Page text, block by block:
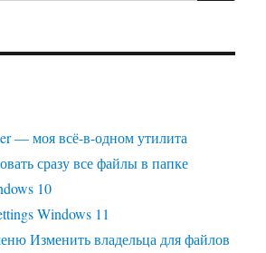
— моя всё-в-одном утилита
сразу все файлы в папке
10
Windows 11
Изменить владельца для файлов